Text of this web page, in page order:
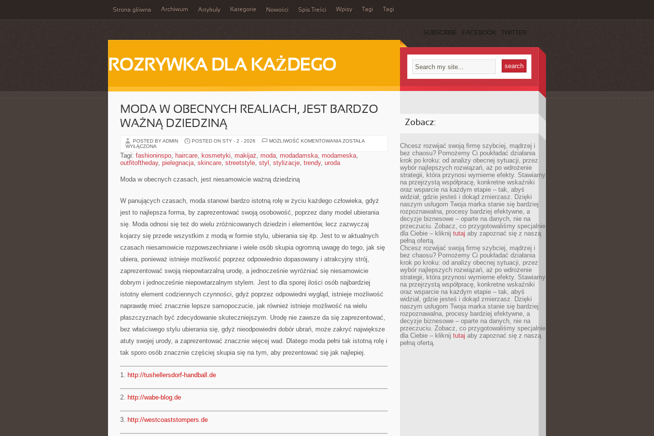
Strona główna Archiwum Artykuły Kategorie Nowości Spis Treści Wpisy Tagi Tagi
SUBSCRIBE FACEBOOK TWITTER
ROZRYWKA DLA KAŻDEGO
MODA W OBECNYCH REALIACH, JEST BARDZO
WAŻNĄ DZIEDZINĄ
POSTED BY ADMIN POSTED ON STY - 2 - 2026 MOŻLIWOŚĆ KOMENTOWANIA MODA
REALIACH,
ZOSTAŁA
WYŁĄCZONA
Tagi: fashioninspo, haircare, kosmetyki, makijaż, moda, modadamska, modameska,
outfitoftheday, pielegnacja, skincare, streetstyle, styl , stylizacje, trendy, uroda
Moda w obecnych czasach, jest niesamowicie ważną dziedziną
W panujących czasach, moda stanowi bardzo istotną rolę w życiu każdego człowieka, gdyż
jest to najlepsza forma, by zaprezentować swoją osobowość, poprzez dany model ubierania
się. Moda odnosi się też do wielu zróżnicowanych dziedzin i elementów, lecz zazwyczaj
kojarzy się przede wszystkim z modą w formie stylu, ubierania się itp. Jest to w aktualnych
czasach niesamowicie rozpowszechniane i wiele osób skupia ogromną uwagę do tego, jak się
ubiera, ponieważ istnieje możliwość poprzez odpowiednio dopasowany i atrakcyjny strój,
zaprezentować swoją niepowtarzalną urodę, a jednocześnie wyróżniać się niesamowicie
dobrym i jednocześnie niepowtarzalnym stylem. Jest to dla sporej ilości osób najbardziej
istotny element codziennych czynności, gdyż poprzez odpowiedni wygląd, istnieje możliwość
naprawdę mieć znacznie lepsze samopoczucie, jak również istnieje możliwość na wielu
płaszczyznach być zdecydowanie skuteczniejszym. Urodę nie zawsze da się zaprezentować,
bez właściwego stylu ubierania się, gdyż nieodpowiedni dobór ubrań, może zakryć największe
atuty swojej urody, a zaprezentować znacznie więcej wad. Dlatego moda pełni tak istotną rolę i
tak sporo osób znacznie częściej skupia się na tym, aby prezentować się jak najlepiej.
1. http://tushellersdorf-handball.de
2. http://wabe-blog.de
3. http://westcoaststompers.de
Zobacz:
Chcesz rozwijać swoją firmę szybciej, mądrzej i
bez chaosu? Pomożemy Ci poukładać działania
krok po kroku: od analizy obecnej sytuacji, przez
wybór najlepszych rozwiązań, aż po wdrożenie
strategii, która przynosi wymierne efekty. Stawiamy
na przejrzystą współpracę, konkretne wskaźniki
oraz wsparcie na każdym etapie – tak, abyś
widział, gdzie jesteś i dokąd zmierzasz. Dzięki
naszym usługom Twoja marka stanie się bardziej
rozpoznawalna, procesy bardziej efektywne, a
decyzje biznesowe – oparte na danych, nie na
przeczuciu. Zobacz, co przygotowaliśmy specjalnie
dla Ciebie – kliknij tutaj aby zapoznać się z naszą
pełną ofertą.
Chcesz rozwijać swoją firmę szybciej, mądrzej i
bez chaosu? Pomożemy Ci poukładać działania
krok po kroku: od analizy obecnej sytuacji, przez
wybór najlepszych rozwiązań, aż po wdrożenie
strategii, która przynosi wymierne efekty. Stawiamy
na przejrzystą współpracę, konkretne wskaźniki
oraz wsparcie na każdym etapie – tak, abyś
widział, gdzie jesteś i dokąd zmierzasz. Dzięki
naszym usługom Twoja marka stanie się bardziej
rozpoznawalna, procesy bardziej efektywne, a
decyzje biznesowe – oparte na danych, nie na
przeczuciu. Zobacz, co przygotowaliśmy specjalnie
dla Ciebie – kliknij tutaj aby zapoznać się z naszą
pełną ofertą.